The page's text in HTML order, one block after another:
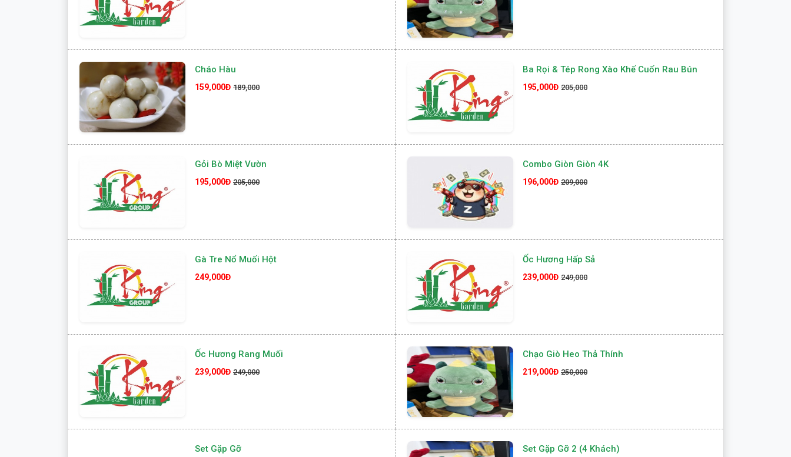
Cháo Hàu
159,000Đ 189,000
Ba Rọi & Tép Rong Xào Khế Cuốn Rau Bún
195,000Đ 205,000
Gỏi Bò Miệt Vườn
195,000Đ 205,000
Combo Giòn Giòn 4K
196,000Đ 209,000
Gà Tre Nổ Muối Hột
249,000Đ
Ốc Hương Hấp Sả
239,000Đ 249,000
Ốc Hương Rang Muối
239,000Đ 249,000
Chạo Giò Heo Thả Thính
219,000Đ 250,000
Set Gặp Gỡ Set Gặp Gỡ 2 (4 Khách)